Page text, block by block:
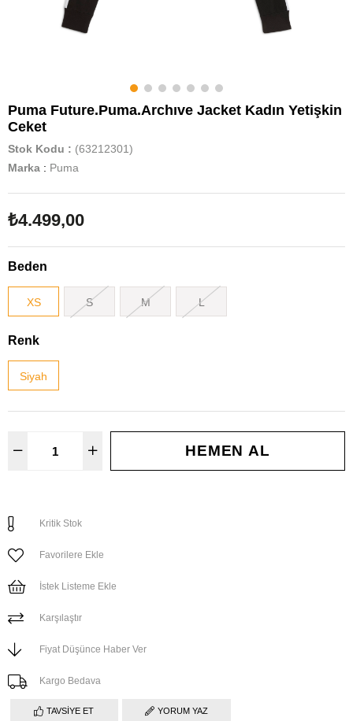
Puma Future.Puma.Archıve Jacket Kadın Yetişkin
Ceket
Stok Kodu
(63212301)
Marka : Puma
₺4.499,00
Beden
XS S M L
Renk
Siyah
Kritik Stok
Favorilere Ekle
İstek Listeme Ekle
Karşılaştır
Fiyat Düşünce Haber Ver
Kargo Bedava
TAVSIYE ET YORUM YAZ